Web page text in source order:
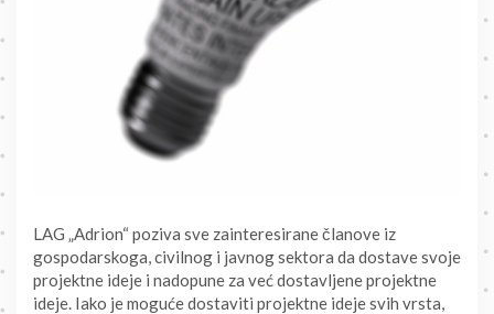
LAG „Adrion“ poziva sve zainteresirane članove iz
gospodarskoga, civilnog i javnog sektora da dostave svoje
projektne ideje i nadopune za već dostavljene projektne
ideje. Iako je moguće dostaviti projektne ideje svih vrsta,